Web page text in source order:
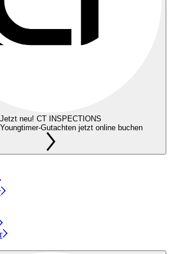
Jetzt neu! CT INSPECTIONS
Gutachten jetzt online buchen